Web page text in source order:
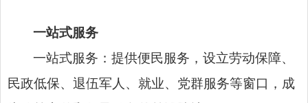
一站式服务
一站式服务：提供便民服务，设立劳动保障、
民政低保、退伍军人、就业、党群服务等窗口，成